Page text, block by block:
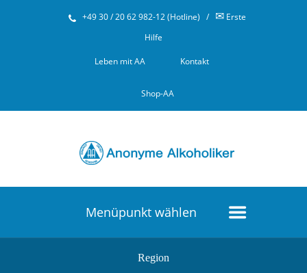
+49 30 / 20 62 982-12 (Hotline) / ✉Erste
Hilfe
Leben mit AA Kontakt
Shop-AA
Menüpunkt wählen
Region